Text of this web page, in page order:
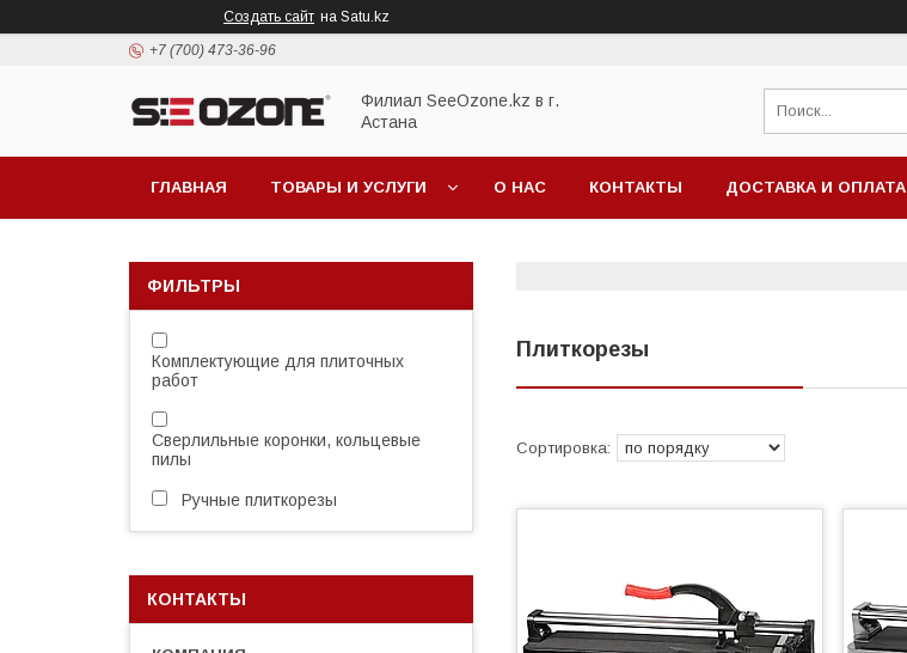
Создать сайт на Satu.kz
+7 (700) 473-36-96
Филиал SeeOzone.kz в г.
Астана
ГЛАВНАЯ ТОВАРЫ И УСЛУГИ О НАС КОНТАКТЫ ДОСТАВКА И ОПЛАТА
Плиткорезы
ФИЛЬТРЫ
Комплектующие для плиточных
работ
Сверлильные коронки, кольцевые
пилы
Ручные плиткорезы
КОНТАКТЫ